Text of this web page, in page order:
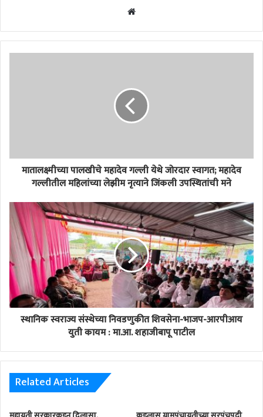
Website
मातालक्ष्मीच्या पालखीचे महादेव गल्ली येथे जोरदार स्वागत; महादेव
गल्लीतील महिलांच्या लेझीम नृत्याने जिंकली उपस्थितांची मने
स्थानिक स्वराज्य संस्थेच्या निवडणुकीत शिवसेना-भाजप-आरपीआय
युती कायम : मा.आ. शहाजीबापू पाटील
Related Articles